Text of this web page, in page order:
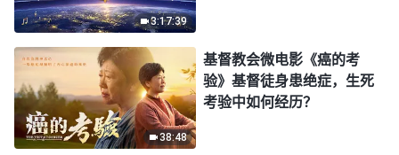
3:17:39
38:48
基督教会微电影《癌的考
验》基督徒身患绝症，生死
考验中如何经历？